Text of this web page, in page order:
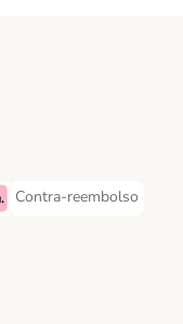
Method
Payment Method
Contra-reembolso
Contra-reembolso
Method